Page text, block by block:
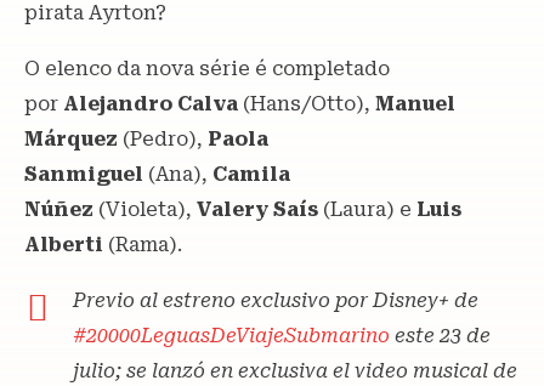
pirata Ayrton?
O elenco da nova série é completado
por Alejandro Calva (Hans/Otto), Manuel
Márquez (Pedro), Paola
Sanmiguel (Ana), Camila
Núñez (Violeta), Valery Saís (Laura) e Luis
Alberti (Rama).
Previo al estreno exclusivo por Disney+ de
#20000LeguasDeViajeSubmarino este 23 de
julio; se lanzó en exclusiva el video musical de